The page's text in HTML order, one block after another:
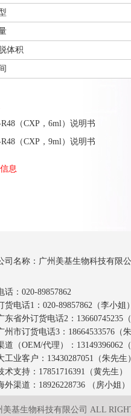
体积
（CXP，6ml）说明书
（CXP，9ml）说明书
息
司名称：广州美基生物科技有限
话：020-89857862
货电话1：020-89857862（李小姐
东省外订货电话2：13660745235
州市订货电话3：18664533576（
道（OEM/代理）：13149396062
工业客户：13430287051（朱先生
术支持：17851716391（黄先生）
外渠道：18926228736 （房小姐）
美基生物科技有限公司 ALL